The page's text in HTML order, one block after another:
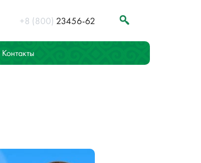
+8 (800) 23456-62
Контакты